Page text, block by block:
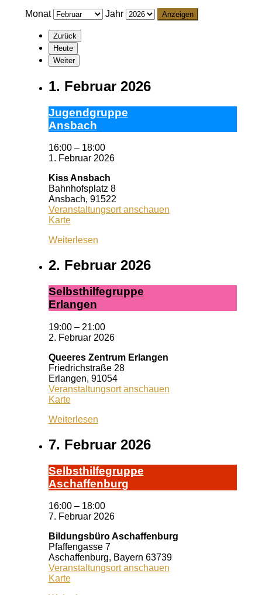
Monat Jahr
Zurück
Heute
Weiter
1. Februar 2026
Ju­gend­grup­pe
Ans­bach
16:00 – 18:00
1. Februar 2026
Kiss Ansbach
Bahnhofsplatz 8
Ansbach, 91522
Veranstaltungsort anschauen
KarteKiss
Weiterlesen
2. Februar 2026
Selbst­hil­fe­grup­pe
Er­lan­gen
19:00 – 21:00
2. Februar 2026
Queeres Zentrum Erlangen
Friedrichstraße 28
Erlangen, 91054
Veranstaltungsort anschauen
KarteQueeres
Erlangen
Weiterlesen
7. Februar 2026
Selbst­hil­fe­grup­pe
A­schaf­fen­burg
16:00 – 18:00
7. Februar 2026
Bildungsbüro Aschaffenburg
Pfaffengasse 7
Aschaffenburg, Bayern 63739
Veranstaltungsort anschauen
KarteBildungsbüro